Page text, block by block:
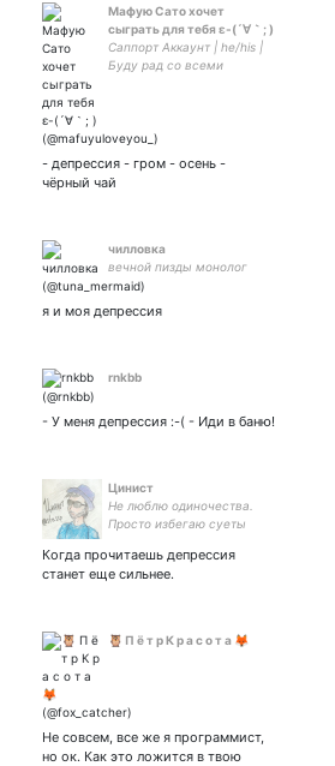
Мафую Сато хочет
сыграть для тебя ε-(´∀｀; )
Саппорт Аккаунт | he/his |
Буду рад со всеми
🪴✨
- депрессия - гром - осень -
чёрный чай
чилловка
вечной пизды монолог
я и моя депрессия
rnkbb
- У меня депрессия :-( - Иди в баню!
Цинист
Не люблю одиночества.
Просто избегаю суеты
Когда прочитаешь депрессия
станет еще сильнее.
🦉 П ё т р К р а с о т а 🦊
Не совсем, все же я программист,
но ок. Как это ложится в твою